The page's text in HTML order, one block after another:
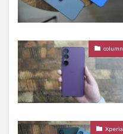
column
Xperia